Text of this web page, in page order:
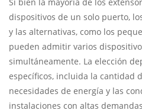
dispositivos de un solo puerto,
y las alternativas, como los
pueden admitir varios
simultáneamente. La elección
específicos, incluida la cantidad
necesidades de energía y las
instalaciones con altas